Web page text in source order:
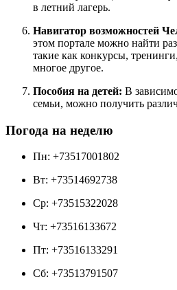
в летний лагерь.
Навигатор возможностей
этом портале можно найти
такие как конкурсы,
многое другое.
Пособия на детей: В
семьи, можно получить
Погода на неделю
Пн: +73517001802
Вт: +73514692738
Ср: +73515322028
Чт: +73516133672
Пт: +73516133291
Сб: +73513791507